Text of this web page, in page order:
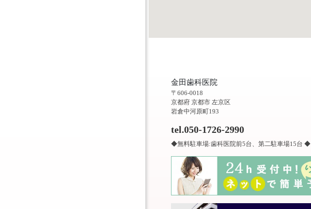
金田歯科医院
〒606-0018
京都府 京都市 左京区
岩倉中河原町193
tel.050-1726-2990
◆無料駐車場:歯科医院前5台、第二駐車場15台 ◆